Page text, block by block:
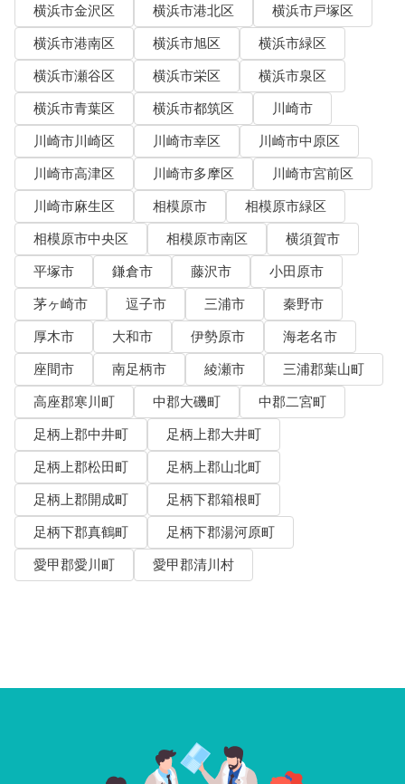
横浜市金沢区
横浜市港北区
横浜市戸塚区
横浜市港南区
横浜市旭区
横浜市緑区
横浜市瀬谷区
横浜市栄区
横浜市泉区
横浜市青葉区
横浜市都筑区
川崎市
川崎市川崎区
川崎市幸区
川崎市中原区
川崎市高津区
川崎市多摩区
川崎市宮前区
川崎市麻生区
相模原市
相模原市緑区
相模原市中央区
相模原市南区
横須賀市
平塚市
鎌倉市 藤沢市
小田原市
茅ヶ崎市
逗子市 三浦市
秦野市
厚木市
大和市 伊勢原市
海老名市
座間市
南足柄市 綾瀬市
三浦郡葉山町
高座郡寒川町
中郡大磯町
中郡二宮町
足柄上郡中井町
足柄上郡大井町
足柄上郡松田町
足柄上郡山北町
足柄上郡開成町
足柄下郡箱根町
足柄下郡真鶴町
足柄下郡湯河原町
愛甲郡愛川町
愛甲郡清川村